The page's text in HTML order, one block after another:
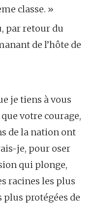
classe. »
par retour du
de l’hôte de
je tiens à vous
votre courage,
de la nation ont
je, pour oser
qui plonge,
racines les plus
plus protégées de